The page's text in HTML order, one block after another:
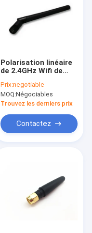
Polarisation linéaire
de 2.4GHz Wifi de
d'antenne externe en
caoutchouc noire de
fouet
Prix:negotiable
MOQ:Négociables
Trouvez les derniers prix
Contactez